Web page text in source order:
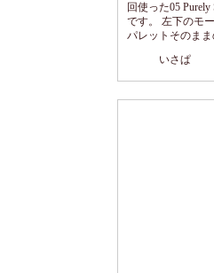
回使った05
です。 左下のモ
パレットそのま
感違うパール感
まで絶妙な演出
目元を明るく見
いさぱ